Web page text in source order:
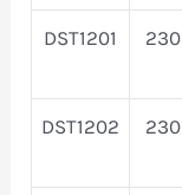
DST1201 230
DST1202 230